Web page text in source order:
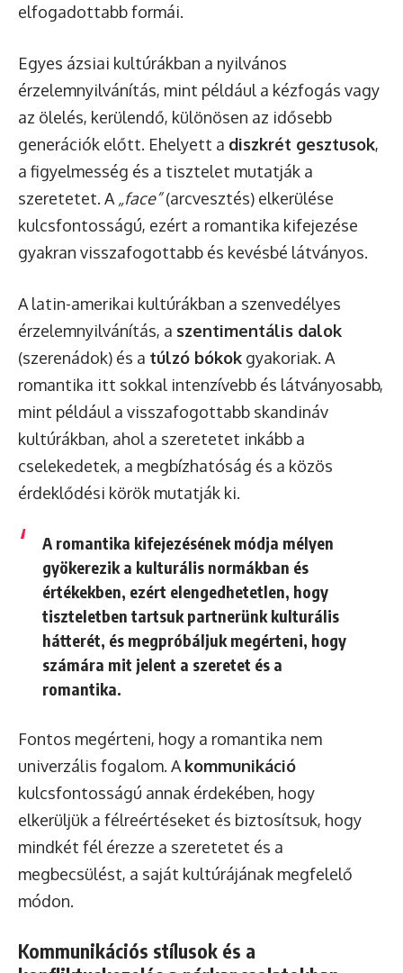
elfogadottabb formái.
Egyes ázsiai kultúrákban a nyilvános
érzelemnyilvánítás, mint például a kézfogás vagy
az ölelés, kerülendő, különösen az idősebb
generációk előtt. Ehelyett a diszkrét gesztusok,
a figyelmesség és a tisztelet mutatják a
szeretetet. A „face”(arcvesztés) elkerülése
kulcsfontosságú, ezért a romantika kifejezése
gyakran visszafogottabb és kevésbé látványos.
A latin-amerikai kultúrákban a szenvedélyes
érzelemnyilvánítás, a szentimentális dalok
(szerenádok) és a túlzó bókok gyakoriak. A
romantika itt sokkal intenzívebb és látványosabb,
mint például a visszafogottabb skandináv
kultúrákban, ahol a szeretetet inkább a
cselekedetek, a megbízhatóság és a közös
érdeklődési körök mutatják ki.
A romantika kifejezésének módja mélyen
gyökerezik a kulturális normákban és
értékekben, ezért elengedhetetlen, hogy
tiszteletben tartsuk partnerünk kulturális
hátterét, és megpróbáljuk megérteni, hogy
számára mit jelent a szeretet és a
romantika.
Fontos megérteni, hogy a romantika nem
univerzális fogalom. A kommunikáció
kulcsfontosságú annak érdekében, hogy
elkerüljük a félreértéseket és biztosítsuk, hogy
mindkét fél érezze a szeretetet és a
megbecsülést, a saját kultúrájának megfelelő
módon.
Kommunikációs stílusok és a